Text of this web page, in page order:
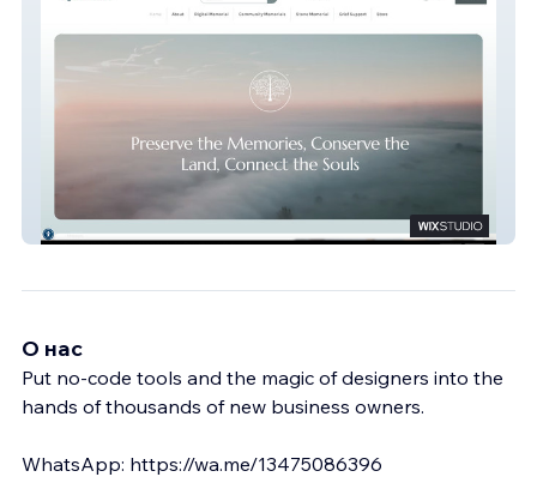
digitalandstone
О нас
Put no-code tools and the magic of designers into the
hands of thousands of new business owners.
WhatsApp: https://wa.me/13475086396